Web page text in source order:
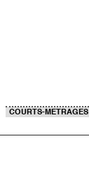
COURTS-METRAGES